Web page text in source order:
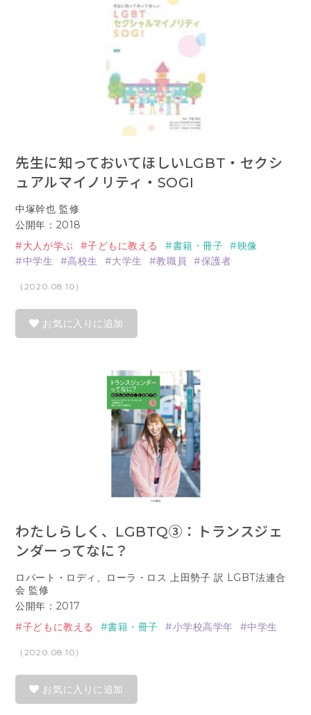
先生に知っておいてほしいLGBT・セクシ
ュアルマイノリティ・SOGI
中塚幹也 監修
公開年：2018
大人が学ぶ
子どもに教える 書籍・冊子
映像
中学生
高校生 大学生 教職員 保護者
（2020.08.10）
お気に入りに追加
わたしらしく、LGBTQ③：トランスジェ
ンダーってなに？
ロバート・ロディ、ローラ・ロス 上田勢子 訳 LGBT法連合
会 監修
公開年：2017
子どもに教える
書籍・冊子 小学校高学年 中学生
（2020.08.10）
お気に入りに追加